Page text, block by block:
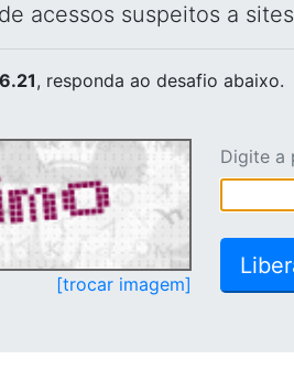
acessos suspeitos a
, responda ao desafio abaixo.
[trocar imagem]
Digite a